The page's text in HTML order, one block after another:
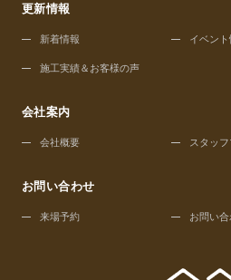
更新情報
新着情報 イベント
施工実績＆お客様の声
会社案内
会社概要 スタッ
お問い合わせ
来場予約 お問い合